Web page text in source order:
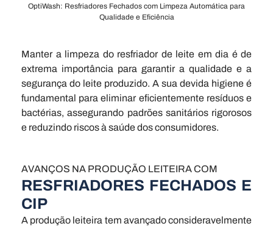
OptiWash: Resfriadores Fechados com Limpeza Automática para
Qualidade e Eficiência
Manter a limpeza do resfriador de leite em dia é de
extrema importância para garantir a qualidade e a
segurança do leite produzido. A sua devida higiene é
fundamental para eliminar eficientemente resíduos e
bactérias, assegurando padrões sanitários rigorosos
e reduzindo riscos à saúde dos consumidores.
AVANÇOS NA PRODUÇÃO LEITEIRA COM
RESFRIADORES FECHADOS E
CIP
A produção leiteira tem avançado consideravelmente